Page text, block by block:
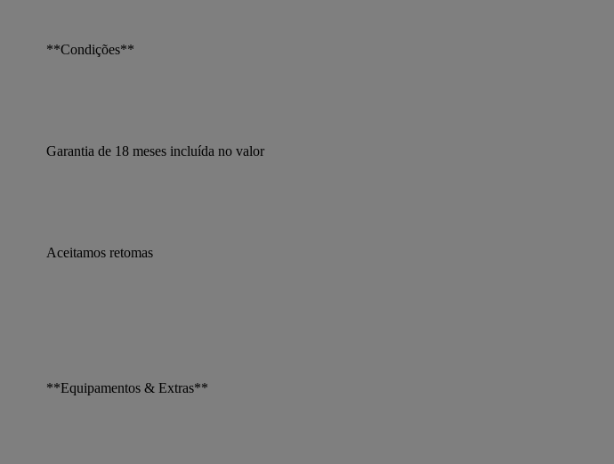
**Condições**
Garantia de 18 meses incluída no valor
Aceitamos retomas
**Equipamentos & Extras**